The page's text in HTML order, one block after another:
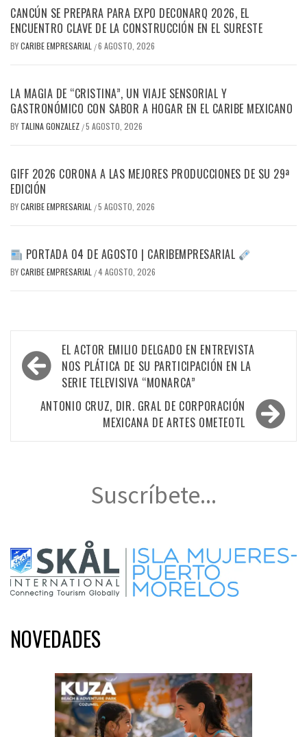
CANCÚN SE PREPARA PARA EXPO DECONARQ 2026, EL
ENCUENTRO CLAVE DE LA CONSTRUCCIÓN EN EL SURESTE
BYCARIBE EMPRESARIAL /6 AGOSTO, 2026
LA MAGIA DE “CRISTINA”, UN VIAJE SENSORIAL Y
GASTRONÓMICO CON SABOR A HOGAR EN EL CARIBE MEXICANO
BY TALINA GONZALEZ /5 AGOSTO, 2026
GIFF 2026 CORONA A LAS MEJORES PRODUCCIONES DE SU 29ª
EDICIÓN
BYCARIBE EMPRESARIAL /5 AGOSTO, 2026
PORTADA 04 DE AGOSTO | CARIBEMPRESARIAL
BYCARIBE EMPRESARIAL /4 AGOSTO, 2026
Navegación
de
entradas
EL ACTOR EMILIO DELGADO EN ENTREVISTA
NOS PLÁTICA DE SU PARTICIPACIÓN EN LA
SERIE TELEVISIVA “MONARCA”
ANTONIO CRUZ, DIR. GRAL DE CORPORACIÓN
MEXICANA DE ARTES OMETEOTL
Suscríbete...
NOVEDADES